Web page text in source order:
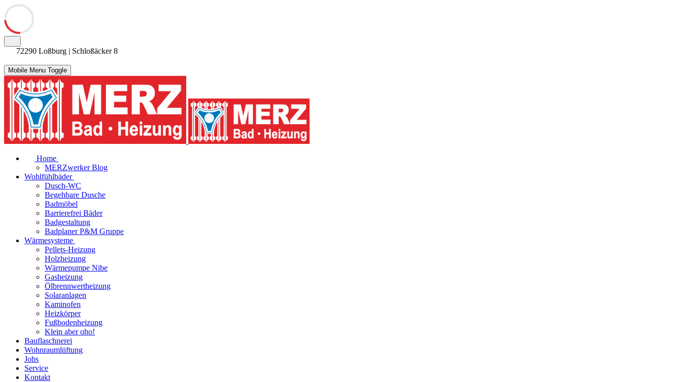
72290 Loßburg | Schloßäcker 8
Mobile Menu Toggle
Home
MERZwerker Blog
Wohlfühlbäder
Dusch-WC
Begehbare Dusche
Badmöbel
Barrierefrei Bäder
Badgestaltung
Badplaner P&M Gruppe
Wärmesysteme
Pellets-Heizung
Holzheizung
Wärmepumpe Nibe
Gasheizung
Ölbrennwertheizung
Solaranlagen
Kaminofen
Heizkörper
Fußbodenheizung
Klein aber oho!
Bauflaschnerei
Wohnraumlüftung
Jobs
Service
Kontakt